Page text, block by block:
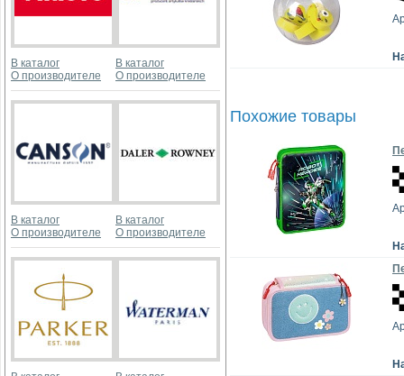
В каталог
О производителе
В каталог
О производителе
В каталог
О производителе
В каталог
О производителе
Похожие товары